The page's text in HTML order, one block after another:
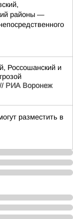
районы —
Россошанский и
// РИА Воронеж
разместить в